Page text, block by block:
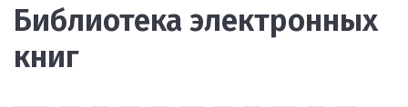
Библиотека электронных
книг